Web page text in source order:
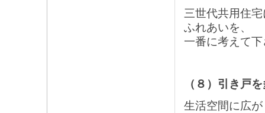
三世代共用住
ふれあいを、
一番に考えて
（８）引き戸
生活空間に広